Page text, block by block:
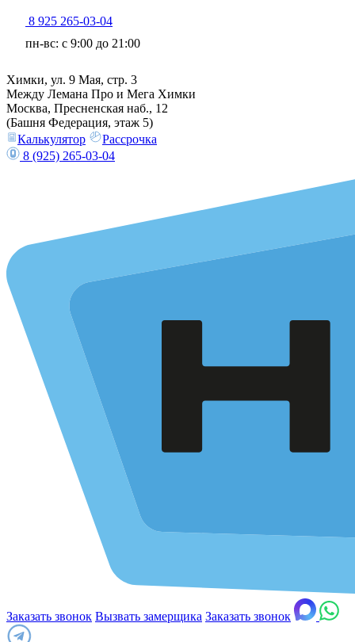
8 925 265-03-04
пн-вс: c 9:00 до 21:00
Химки, ул. 9 Мая, стр. 3
Между Лемана Про и Мега Химки
Москва, Пресненская наб., 12
(Башня Федерация, этаж 5)
Калькулятор
Рассрочка
8 (925) 265-03-04
Заказать звонок Вызвать замерщика Заказать звонок